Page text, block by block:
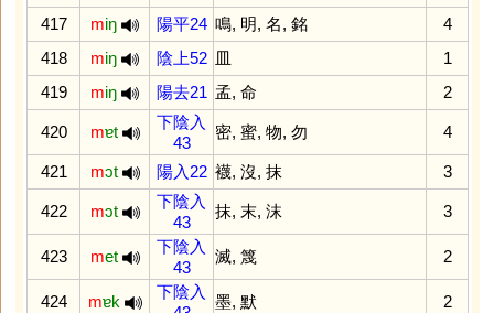
417
miŋ 陽平24 鳴, 明, 名, 銘
4
418
miŋ 陰上52 皿
1
419
miŋ 陽去21 孟, 命 2
420 mɐt
下陰入
43
密, 蜜, 物, 勿 4
421 mɔt 陽入22 襪, 沒, 抹 3
422 mɔt
下陰入
43
抹, 末, 沫 3
423 met
下陰入
43
滅, 篾 2
424 mɐk
下陰入
墨, 默 2